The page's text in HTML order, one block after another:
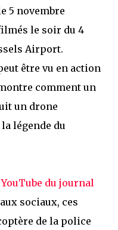
5 novembre
le soir du 4
Airport.
être vu en action
comment un
un drone
légende du
du journal
sociaux, ces
de la police